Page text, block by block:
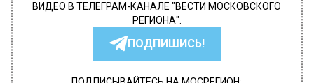
ВИДЕО В ТЕЛЕГРАМ-КАНАЛЕ "ВЕСТИ МОСКОВСКОГО
РЕГИОНА".
ПОДПИШИСЬ!